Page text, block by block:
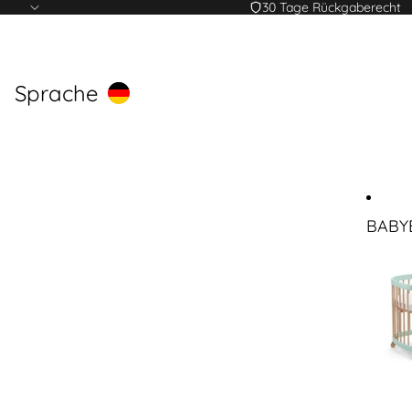
30 Tage Rückgaberecht
Sprache